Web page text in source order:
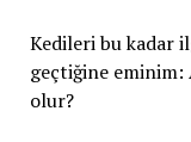
Kedileri bu kadar
geçtiğine eminim:
olur?